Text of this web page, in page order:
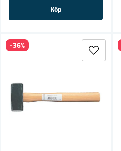
Köp
-36%